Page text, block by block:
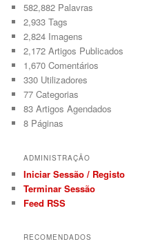
582,882 Palavras
2,933 Tags
2,824 Imagens
2,172 Artigos Publicados
1,670 Comentários
330 Utilizadores
77 Categorias
83 Artigos Agendados
8 Páginas
ADMINISTRAÇÃO
Iniciar Sessão / Registo
Terminar Sessão
Feed RSS
RECOMENDADOS